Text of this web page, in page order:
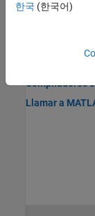
from themacOS
Compiladores
Llamar a
한국 (한국어)